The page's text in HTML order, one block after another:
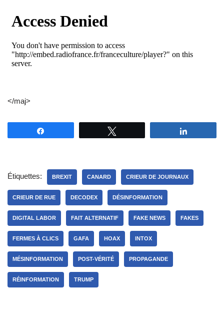
</maj>
Étiquettes: BREXIT CANARD CRIEUR DE JOURNAUX
CRIEUR DE RUE DECODEX DÉSINFORMATION
DIGITAL LABOR FAIT ALTERNATIF FAKE NEWS FAKES
FERMES À CLICS GAFA HOAX INTOX
MÉSINFORMATION POST-VÉRITÉ PROPAGANDE
RÉINFORMATION TRUMP